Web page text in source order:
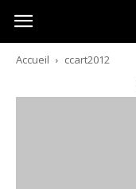
Australia-
australie.com
Accueil ccart2012